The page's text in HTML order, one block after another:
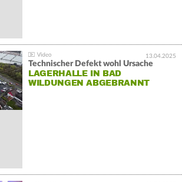
13.04.2025
Technischer Defekt wohl Ursache
LAGERHALLE IN BAD
WILDUNGEN ABGEBRANNT